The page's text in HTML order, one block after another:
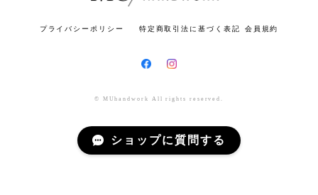
プライバシーポリシー 特定商取引法に基づく表記 会員規約
© MUhandwork All rights reserved.
ショップに質問する